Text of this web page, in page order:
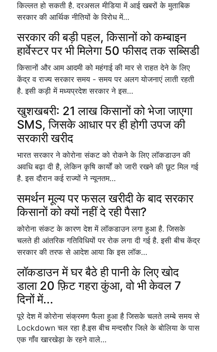
किल्लत हो सकती है. दरअसल मीडिया में आई खबरों के मुताबिक
सरकार की आर्थिक नीतियों के विरोध में…
सरकार की बड़ी पहल, किसानों को कम्बाइन
हार्वेस्टर पर भी मिलेगा 50 फीसद तक सब्सिडी
किसानों और आम आदमी को महंगाई की मार से राहत देने के लिए
केंद्र व राज्य सरकार समय - समय पर अलग योजनाएं लाती रहती
है. इसी कड़ी में मध्यप्रदेश सरकार ने इस…
खुशखबरी: 21 लाख किसानों को भेजा जाएगा
SMS, जिसके आधार पर ही होगी उपज की
सरकारी खरीद
भारत सरकार ने कोरोना संकट को रोकने के लिए लॉकडाउन की
अवधि बढ़ा दी है, लेकिन कृषि कार्यों को जारी रखने की छूट मिल गई
है. इस दौरान कई राज्यों ने न्यूनतम…
समर्थन मूल्य पर फसल खरीदी के बाद सरकार
किसानों को क्यों नहीं दे रही पैसा?
कोरोना संकट के कारण देश में लॉकडाउन लगा हुआ है. जिसके
चलते ही आंतरिक गतिविधियों पर रोक लगा दी गई है. इसी बीच केंद्र
सरकार की तरफ से आदेश आया कि इस लॉक…
लॉकडाउन में घर बैठे ही पानी के लिए खोद
डाला 20 फ़िट गहरा कुंआ, वो भी केवल 7
दिनों में...
पूरे देश में कोरोना संक्रमण फैला हुआ है जिसके चलते लम्बे समय से
Lockdown चल रहा है.इस बीच मन्दसौर जिले के बोलिया के पास
एक गाँव खारखेड़ा के रहने वाले…